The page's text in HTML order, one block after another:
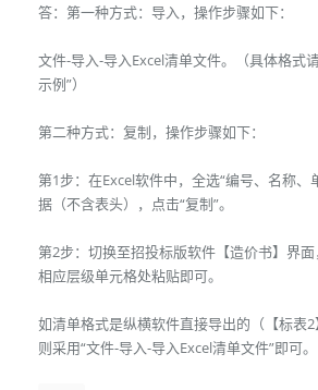
答：第一种方式：导入，操作步骤如下：
文件-导入-导入Excel清单文件。（具体格式
示例”）
第二种方式：复制，操作步骤如下：
第1步：在Excel软件中，全选“编号、名称、
据（不含表头），点击“复制”。
第2步：切换至招投标版软件【造价书】界面
相应层级单元格处粘贴即可。
如清单格式是纵横软件直接导出的（【标表2
则采用“文件-导入-导入Excel清单文件”即可。